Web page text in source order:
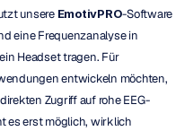
unsere EmotivPRO-Software
eine Frequenzanalyse in
Headset tragen. Für
entwickeln möchten,
Zugriff auf rohe EEG-
es erst möglich, wirklich